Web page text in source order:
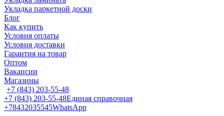
Укладка паркетной доски
Блог
Как купить
Условия оплаты
Условия доставки
Гарантия на товар
Оптом
Вакансии
Магазины
+7 (843) 203-55-48
+7 (843) 203-55-48Единая справочная
+78432035545WhatsApp